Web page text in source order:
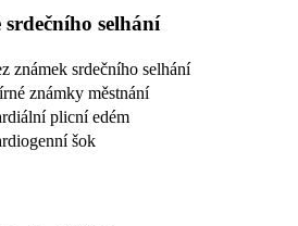
selhání
známek srdečního selhání
známky městnání
plicní edém
šok